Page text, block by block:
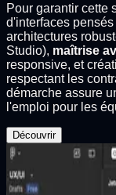
Pour garantir cette
d'interfaces
architectures
Studio), maîtrise
responsive, et
respectant les
démarche assure
l'emploi pour les
Découvrir